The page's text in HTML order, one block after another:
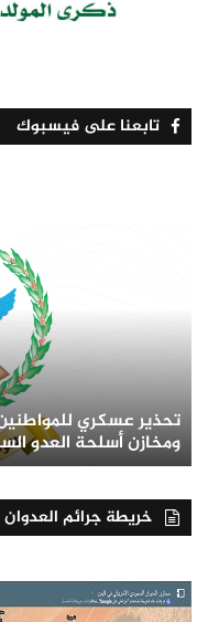
تابعنا على فيسبوك
تحذير عسكري
ومخازن أسلحة العدو
خريطة جرائم العدوان